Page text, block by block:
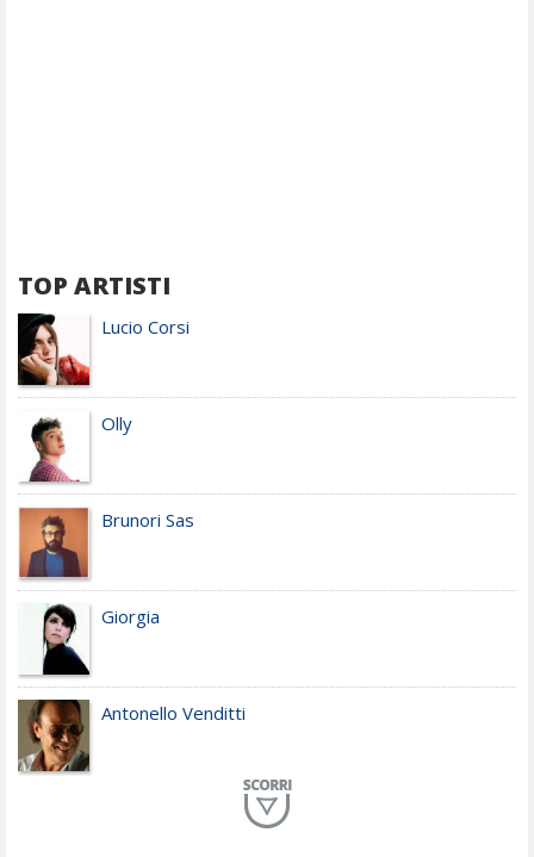
TOP ARTISTI
Lucio Corsi
Olly
Brunori Sas
Giorgia
Antonello Venditti